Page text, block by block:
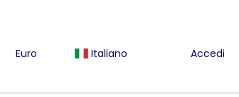
Euro Italiano Accedi